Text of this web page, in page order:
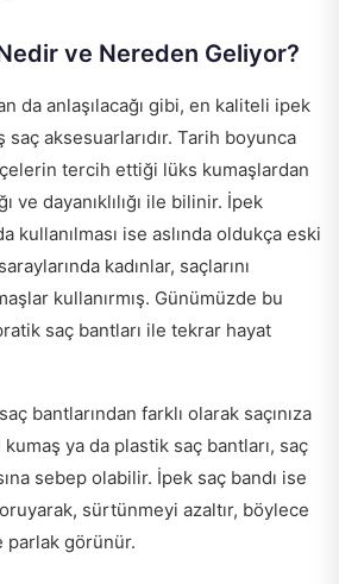
ve Nereden Geliyor?
da anlaşılacağı gibi, en kaliteli ipek
aksesuarlarıdır. Tarih boyunca
tercih ettiği lüks kumaşlardan
ve dayanıklılığı ile bilinir. İpek
kullanılması ise aslında oldukça eski
kadınlar, saçlarını
kullanırmış. Günümüzde bu
saç bantları ile tekrar hayat
bantlarından farklı olarak saçınıza
ya da plastik saç bantları, saç
sebep olabilir. İpek saç bandı ise
sürtünmeyi azaltır, böylece
parlak görünür.